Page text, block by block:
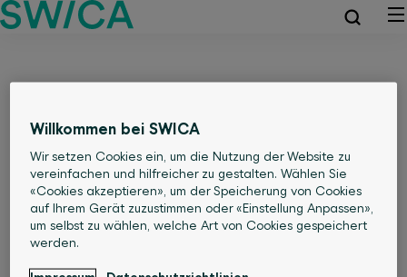
Willkommen bei SWICA
Wir setzen Cookies ein, um die Nutzung der Website zu
vereinfachen und hilfreicher zu gestalten. Wählen Sie
«Cookies akzeptieren», um der Speicherung von Cookies
auf Ihrem Gerät zuzustimmen oder «Einstellung Anpassen»,
um selbst zu wählen, welche Art von Cookies gespeichert
werden.